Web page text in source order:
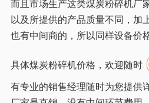
而且市场生产这类煤炭粉碎机厂
以及所提供的产品质量不同，加
也有中间商的，所以同样设备价
具体煤炭粉碎机价格，欢迎随时
有专业的销售经理随时为您提供